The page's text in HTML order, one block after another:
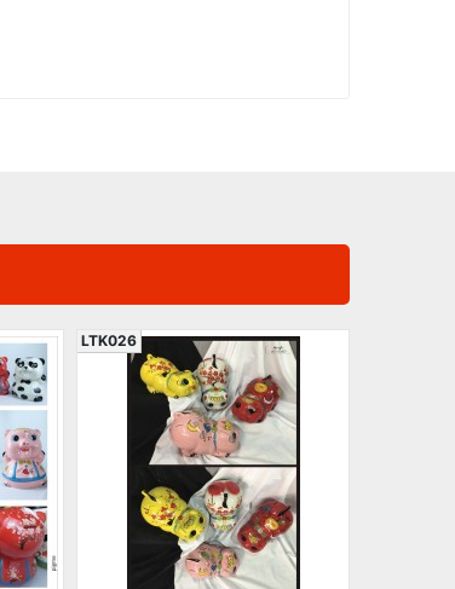
LTK026